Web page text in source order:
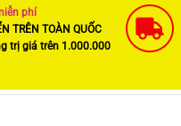
phí
TRÊN TOÀN QUỐC
trị giá trên 1.000.000